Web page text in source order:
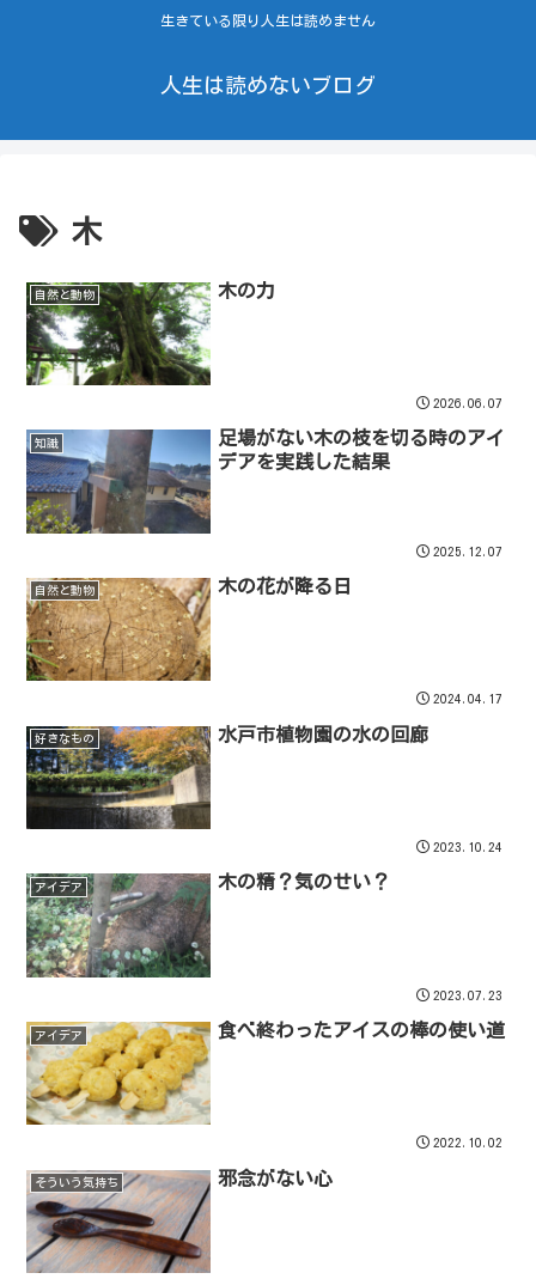
生きている限り人生は読めません
人生は読めないブログ
木
自然と動物 木の力
2026.06.07
知識
足場がない木の枝を切る時のアイ
デアを実践した結果
2025.12.07
自然と動物 木の花が降る日
2024.04.17
好きなもの 水戸市植物園の水の回廊
2023.10.24
アイデア 木の精？気のせい？
2023.07.23
アイデア 食べ終わったアイスの棒の使い道
2022.10.02
そういう気持ち 邪念がない心